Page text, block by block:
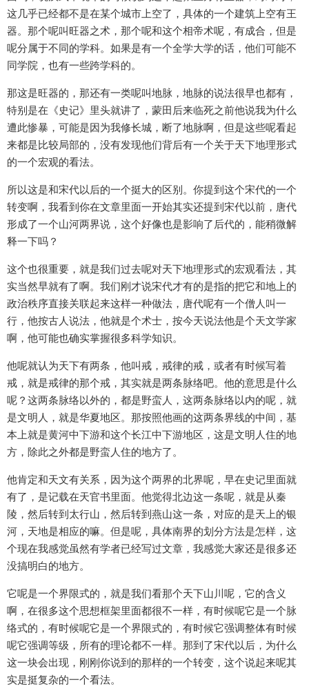
这几乎已经都不是在某个城市上空了，具体的一个建筑上空有王
器。那个呢叫旺器之术，那个呢和这个相帝术呢，有成合，但是
呢分属于不同的学科。如果是有一个全学大学的话，他们可能不
同学院，也有一些跨学科的。
那这是旺器的，那还有一类呢叫地脉，地脉的说法很早也都有，
特别是在《史记》里头就讲了，蒙田后来临死之前他说我为什么
遭此惨暴，可能是因为我修长城，断了地脉啊，但是这些呢看起
来都是比较局部的，没有发现他们背后有一个关于天下地理形式
的一个宏观的看法。
所以这是和宋代以后的一个挺大的区别。你提到这个宋代的一个
转变啊，我看到你在文章里面一开始其实还提到宋代以前，唐代
形成了一个山河两界说，这个好像也是影响了后代的，能稍微解
释一下吗？
这个也很重要，就是我们过去呢对天下地理形式的宏观看法，其
实当然早就有了啊。我们刚才说宋代才有的是指的把它和地上的
政治秩序直接关联起来这样一种做法，唐代呢有一个僧人叫一
行，他按古人说法，他就是个术士，按今天说法他是个天文学家
啊，他可能也确实掌握很多科学知识。
他呢就认为天下有两条，他叫戒，戒律的戒，或者有时候写着
戒，就是戒律的那个戒，其实就是两条脉络吧。他的意思是什么
呢？这两条脉络以外的，都是野蛮人，这两条脉络以内的呢，就
是文明人，就是华夏地区。那按照他画的这两条界线的中间，基
本上就是黄河中下游和这个长江中下游地区，这是文明人住的地
方，除此之外都是野蛮人住的地方了。
他肯定和天文有关系，因为这个两界的北界呢，早在史记里面就
有了，是记载在天官书里面。他觉得北边这一条呢，就是从秦
陵，然后转到太行山，然后转到燕山这一条，对应的是天上的银
河，天地是相应的嘛。但是呢，具体南界的划分方法是怎样，这
个现在我感觉虽然有学者已经写过文章，我感觉大家还是很多还
没搞明白的地方。
它呢是一个界限式的，就是我们看那个天下山川呢，它的含义
啊，在很多这个思想框架里面都很不一样，有时候呢它是一个脉
络式的，有时候呢它是一个界限式的，有时候它强调整体有时候
呢它强调等级，所有的理论都不一样。那到了宋代以后，为什么
这一块会出现，刚刚你说到的那样的一个转变，这个说起来呢其
实是挺复杂的一个看法。